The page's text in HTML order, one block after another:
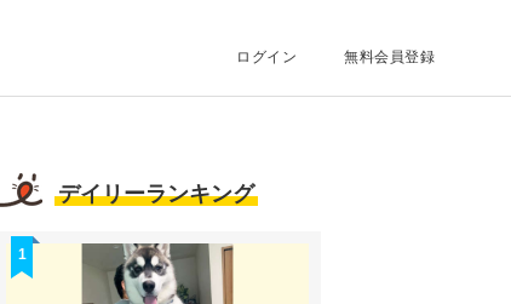
ログイン 無料会員登録
デイリーランキング
1